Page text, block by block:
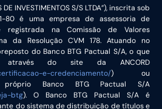
DE INVESTIMENTOS S/S LTDA”), inscrita sob
80 é uma empresa de assessoria de
registrada na Comissão de Valores
da Resolução CVM 178. Atuando no
do Banco BTG Pactual S/A, o que
através do site da ANCORD
e-credenciamento/) ou
Banco BTG Pactual S/A
btg). O Banco BTG Pactual S/A é
do sistema de distribuição de títulos e